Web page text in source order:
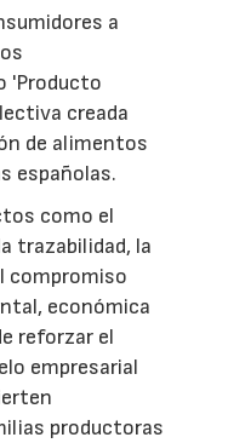
a
'Producto
creada
de alimentos
españolas.
como el
trazabilidad, la
compromiso
económica
reforzar el
empresarial
productoras